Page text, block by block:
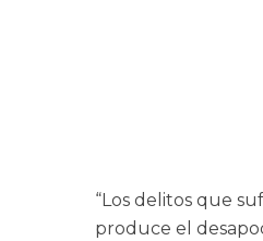
“Los delitos que
produce el